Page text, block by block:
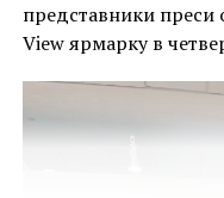
представники
View ярмарку в